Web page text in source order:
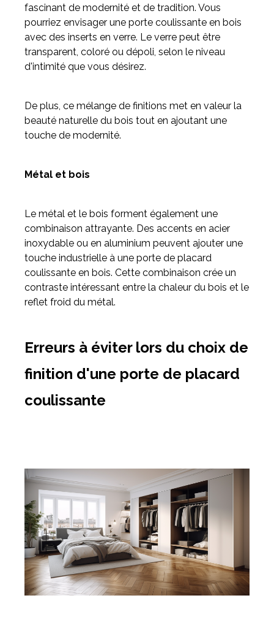
fascinant de modernité et de tradition. Vous
pourriez envisager une porte coulissante en bois
avec des inserts en verre. Le verre peut être
transparent, coloré ou dépoli, selon le niveau
d'intimité que vous désirez.
De plus, ce mélange de finitions met en valeur la
beauté naturelle du bois tout en ajoutant une
touche de modernité.
Métal et bois
Le métal et le bois forment également une
combinaison attrayante. Des accents en acier
inoxydable ou en aluminium peuvent ajouter une
touche industrielle à une porte de placard
coulissante en bois. Cette combinaison crée un
contraste intéressant entre la chaleur du bois et le
reflet froid du métal.
Erreurs à éviter lors du choix de
finition d'une porte de placard
coulissante